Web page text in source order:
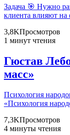
Задача 🎯 Нужно
клиента влияют на
3,8KПросмотров
1 минут чтения
Гюстав
масс»
Психология
«Психология
7,3KПросмотров
4 минуты чтения